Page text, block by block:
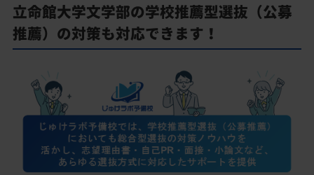
立命館大学文学部の学校推薦型選抜（公募
推薦）の対策も対応できます！